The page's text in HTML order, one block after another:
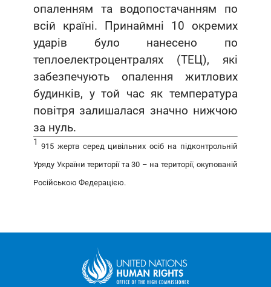
опаленням та водопостачанням по
всій країні. Принаймні 10 окремих
ударів було нанесено по
теплоелектроцентралях (ТЕЦ), які
забезпечують опалення житлових
будинків, у той час як температура
повітря залишалася значно нижчою
за нуль.
1 915 жертв серед цивільних осіб на підконтрольній
Уряду України території та 30 – на території, окупованій
Російською Федерацією.